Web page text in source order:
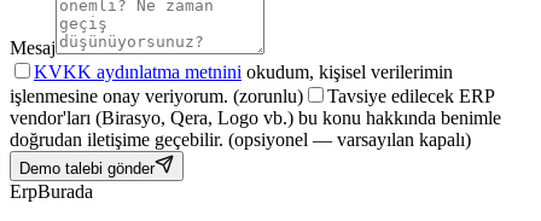
Mesaj
KVKK aydınlatma metnini okudum, kişisel verilerimin
işlenmesine onay veriyorum. (zorunlu)
Tavsiye edilecek ERP
vendor'ları (Birasyo, Qera, Logo vb.) bu konu hakkında benimle
doğrudan iletişime geçebilir. (opsiyonel — varsayılan kapalı)
Demo talebi gönder
ErpBurada